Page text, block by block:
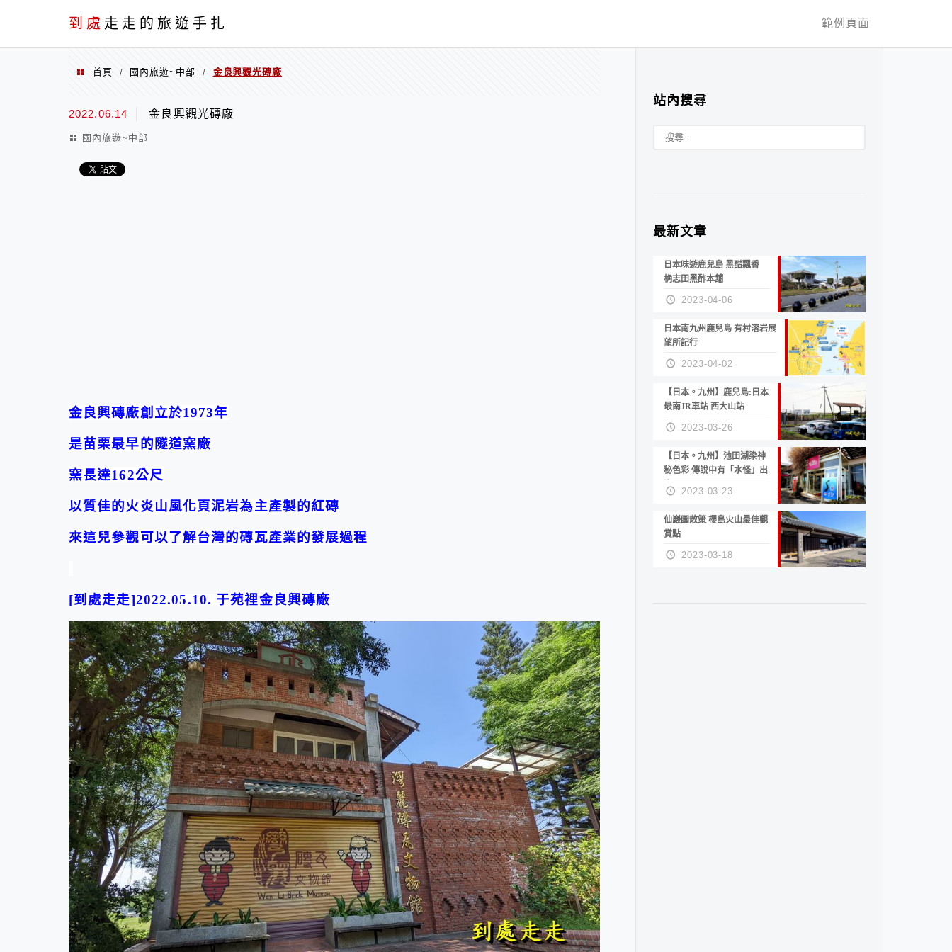
到處 走走的旅遊手扎 範例頁面
首頁 / 國內旅遊~中部 / 金良興觀光磚廠
2022.06.14 金良興觀光磚廠
國內旅遊~中部
金良興磚廠創立於1973年
是苗栗最早的隧道窯廠
窯長達162公尺
以質佳的火炎山風化頁泥岩為主產製的紅磚
來這兒參觀可以了解台灣的磚瓦產業的發展過程
[到處走走]2022.05.10. 于苑裡金良興磚廠
站內搜尋
最新文章
日本味遊鹿兒島 黑醋飄香
桷志田黑酢本舖
2023-04-06
日本南九州鹿兒島 有村溶岩展
望所記行
2023-04-02
【日本。九州】鹿兒島:日本
最南JR車站 西大山站
2023-03-26
【日本。九州】池田湖染神
秘色彩 傳說中有「水怪」出
沒
2023-03-23
仙巖園散策 櫻島火山最佳觀
賞點
2023-03-18